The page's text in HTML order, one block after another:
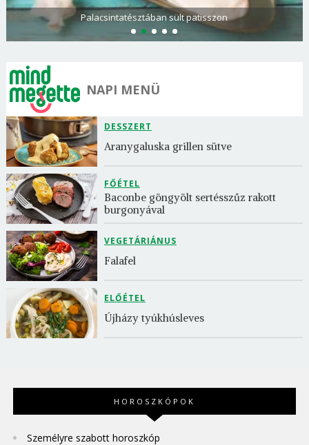
Palacsintatésztában sült patisszon
NAPI MENÜ
DESSZERT
Aranygaluska grillen sütve
FŐÉTEL
Baconbe göngyölt sertésszűz rakott
burgonyával
VEGETÁRIÁNUS
Falafel
ELŐÉTEL
Újházy tyúkhúsleves
HOROSZKÓPOK
Személyre szabott horoszkóp